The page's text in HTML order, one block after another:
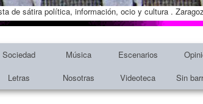
de sátira política, información, ocio y cultura .
Sociedad Música Escenarios
Letras Nosotras Videoteca Sin